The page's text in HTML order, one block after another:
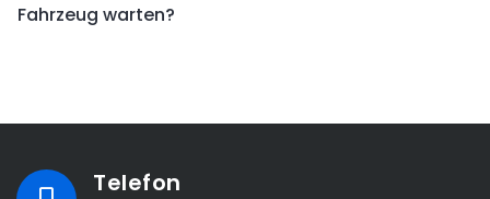
Fahrzeug warten?
Telefon